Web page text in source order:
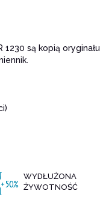
1230 są kopią oryginału
WYDŁUŻONA
ŻYWOTNOŚĆ